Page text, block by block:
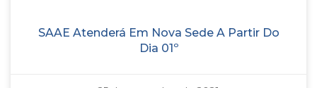
SAAE Atenderá Em Nova Sede A Partir Do
Dia 01º